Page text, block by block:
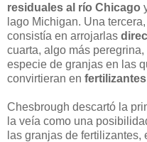
residuales al río Chicago
lago Michigan. Una
consistía en arrojarlas
cuarta, algo más
especie de granjas en las
convirtieran en fertilizantes
Chesbrough descartó la
la veía como una
las granjas de fertilizantes,